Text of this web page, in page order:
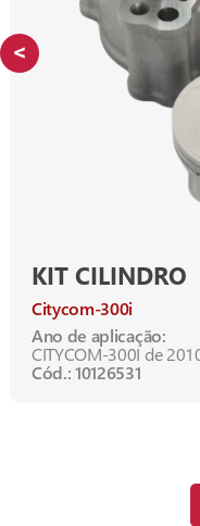
KIT CILINDRO
Citycom-300i
Ano de aplicação:
CITYCOM-300I de
Cód.: 10126531